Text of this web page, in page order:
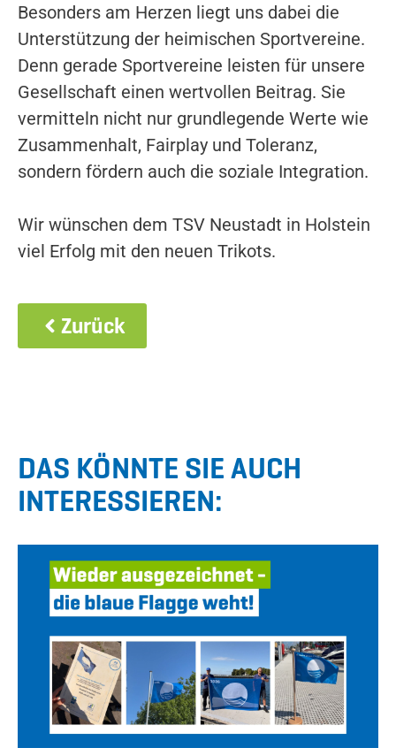
Besonders am Herzen liegt uns dabei die
Unterstützung der heimischen Sportvereine.
Denn gerade Sportvereine leisten für unsere
Gesellschaft einen wertvollen Beitrag. Sie
vermitteln nicht nur grundlegende Werte wie
Zusammenhalt, Fairplay und Toleranz,
sondern fördern auch die soziale Integration.
Wir wünschen dem TSV Neustadt in Holstein
viel Erfolg mit den neuen Trikots.
Zurück
DAS KÖNNTE SIE AUCH
INTERESSIEREN: